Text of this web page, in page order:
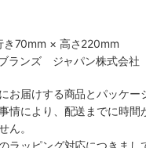
き70mm × 高さ220mm
ランズ ジャパン株式会社
お届けする商品とパッケー
情により、配送までに時間
ん。